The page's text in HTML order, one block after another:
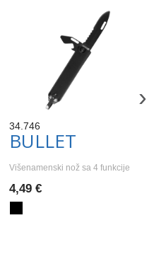
34.746
BULLET
Višenamenski nož sa 4 funkcije
4,49 €
›